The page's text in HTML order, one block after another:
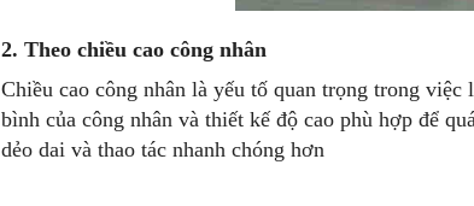
2. Theo chiều cao công nhân
Chiều cao công nhân là yếu tố quan trọng trong
bình của công nhân và thiết kế độ cao phù hợp để
dẻo dai và thao tác nhanh chóng hơn